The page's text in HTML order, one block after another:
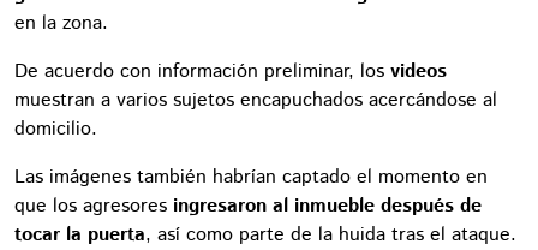
en la zona.
De acuerdo con información preliminar, los videos
muestran a varios sujetos encapuchados acercándose al
domicilio.
Las imágenes también habrían captado el momento en
que los agresores ingresaron al inmueble después de
tocar la puerta, así como parte de la huida tras el ataque.